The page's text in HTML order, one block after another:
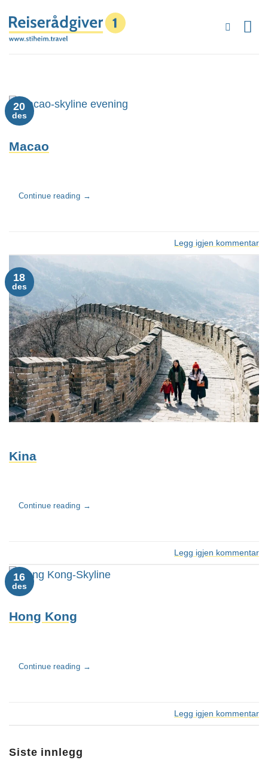
content
20
des
Macao
Continue reading →
Legg igjen kommentar
18
des
Kina
Continue reading →
Legg igjen kommentar
16
des
Hong Kong
Continue reading →
Legg igjen kommentar
Siste innlegg